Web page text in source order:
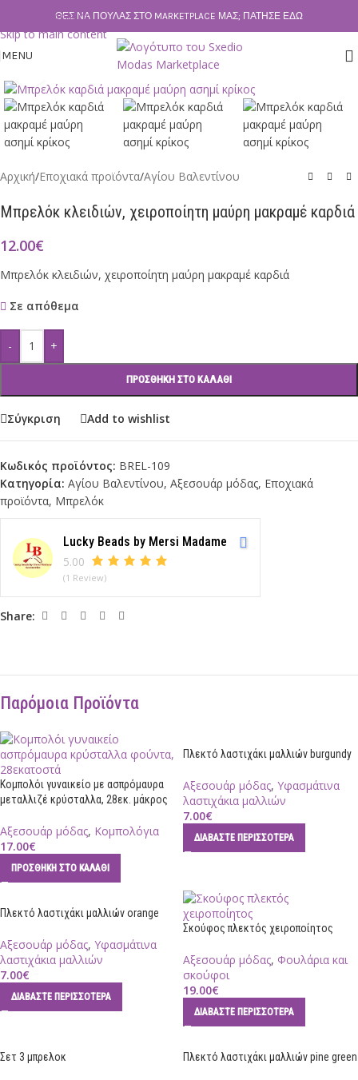
Skip to navigation
Skip to main content
ΘΕΣ ΝΑ ΠΟΥΛΆΣ ΣΤΟ MARKETPLACE ΜΑΣ; ΠΆΤΗΣΕ ΕΔΏ
MENU
Click to enlarge
Αρχική/Εποχιακά προϊόντα/Αγίου Βαλεντίνου
Μπρελόκ κλειδιών, χειροποίητη μαύρη μακραμέ καρδιά
12.00€
Μπρελόκ κλειδιών, χειροποίητη μαύρη μακραμέ καρδιά
Σε απόθεμα
- +
ΠΡΟΣΘΉΚΗ ΣΤΟ ΚΑΛΆΘΙ
Σύγκριση Add to wishlist
Κωδικός προϊόντος: BREL-109
Κατηγορία: Αγίου Βαλεντίνου, Αξεσουάρ μόδας, Εποχιακά
προϊόντα, Μπρελόκ
Lucky Beads by Mersi Madame
5.00
(1 Review)
Share:
Παρόμοια Προϊόντα
Κομπολόι γυναικείο με ασπρόμαυρα
μεταλλιζέ κρύσταλλα, 28εκ. μάκρος
Αξεσουάρ μόδας, Κομπολόγια
17.00€
ΠΡΟΣΘΉΚΗ ΣΤΟ ΚΑΛΆΘΙ
Πλεκτό λαστιχάκι μαλλιών burgundy
Αξεσουάρ μόδας, Υφασμάτινα
λαστιχάκια μαλλιών
7.00€
ΔΙΑΒΆΣΤΕ ΠΕΡΙΣΣΌΤΕΡΑ
Πλεκτό λαστιχάκι μαλλιών orange
Αξεσουάρ μόδας, Υφασμάτινα
λαστιχάκια μαλλιών
7.00€
ΔΙΑΒΆΣΤΕ ΠΕΡΙΣΣΌΤΕΡΑ
Σκούφος πλεκτός χειροποίητος
Αξεσουάρ μόδας, Φουλάρια και
σκούφοι
19.00€
ΔΙΑΒΆΣΤΕ ΠΕΡΙΣΣΌΤΕΡΑ
Σετ 3 μπρελοκ Πλεκτό λαστιχάκι μαλλιών pine green